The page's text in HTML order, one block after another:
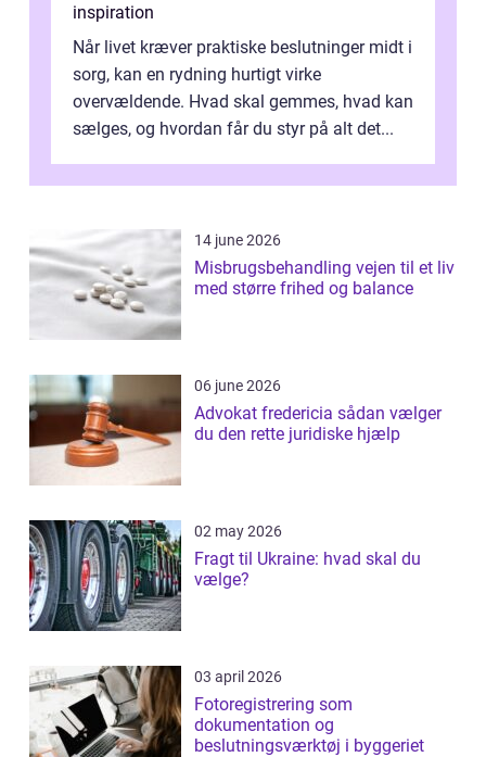
inspiration
Når livet kræver praktiske beslutninger midt i
sorg, kan en rydning hurtigt virke
overvældende. Hvad skal gemmes, hvad kan
sælges, og hvordan får du styr på alt det...
14 june 2026
Misbrugsbehandling vejen til et liv
med større frihed og balance
06 june 2026
Advokat fredericia sådan vælger
du den rette juridiske hjælp
02 may 2026
Fragt til Ukraine: hvad skal du
vælge?
03 april 2026
Fotoregistrering som
dokumentation og
beslutningsværktøj i byggeriet